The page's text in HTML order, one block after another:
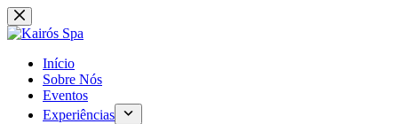
Pular
para
conteúdoInício
Sobre Nós
Eventos
Experiências